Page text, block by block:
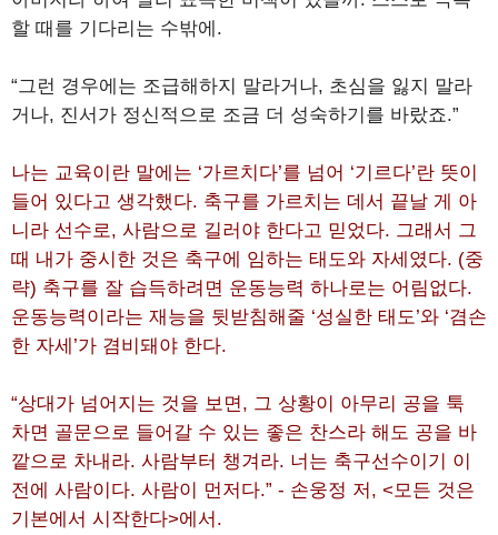
할 때를 기다리는 수밖에.
“그런 경우에는 조급해하지 말라거나, 초심을 잃지 말라
거나, 진서가 정신적으로 조금 더 성숙하기를 바랐죠.”
나는 교육이란 말에는 ‘가르치다’를 넘어 ‘기르다’란 뜻이
들어 있다고 생각했다. 축구를 가르치는 데서 끝날 게 아
니라 선수로, 사람으로 길러야 한다고 믿었다. 그래서 그
때 내가 중시한 것은 축구에 임하는 태도와 자세였다. (중
략) 축구를 잘 습득하려면 운동능력 하나로는 어림없다.
운동능력이라는 재능을 뒷받침해줄 ‘성실한 태도’와 ‘겸손
한 자세’가 겸비돼야 한다.
“상대가 넘어지는 것을 보면, 그 상황이 아무리 공을 툭
차면 골문으로 들어갈 수 있는 좋은 찬스라 해도 공을 바
깥으로 차내라. 사람부터 챙겨라. 너는 축구선수이기 이
전에 사람이다. 사람이 먼저다.” - 손웅정 저, <모든 것은
기본에서 시작한다>에서.